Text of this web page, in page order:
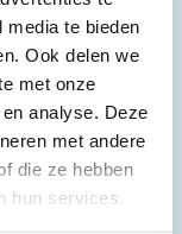
te bieden
Ook delen we
met onze
analyse. Deze
met andere
die ze hebben
hun services.